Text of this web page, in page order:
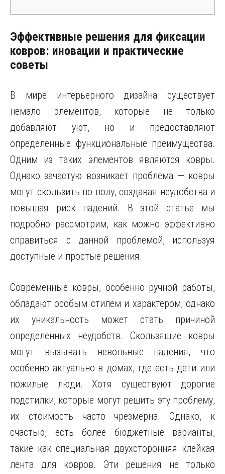
Эффективные решения для фиксации
ковров: иновации и практические
советы
В мире интерьерного дизайна существует
немало элементов, которые не только
добавляют уют, но и предоставляют
определенные функциональные преимущества.
Одним из таких элементов являются ковры.
Однако зачастую возникает проблема — ковры
могут скользить по полу, создавая неудобства и
повышая риск падений. В этой статье мы
подробно рассмотрим, как можно эффективно
справиться с данной проблемой, используя
доступные и простые решения.
Современные ковры, особенно ручной работы,
обладают особым стилем и характером, однако
их уникальность может стать причиной
определенных неудобств. Скользящие ковры
могут вызывать невольные падения, что
особенно актуально в домах, где есть дети или
пожилые люди. Хотя существуют дорогие
подстилки, которые могут решить эту проблему,
их стоимость часто чрезмерна. Однако, к
счастью, есть более бюджетные варианты,
такие как специальная двухсторонняя клейкая
лента для ковров. Эти решения не только